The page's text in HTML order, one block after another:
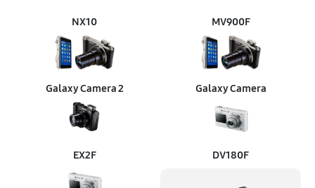
NX10 MV900F
Galaxy Camera 2 Galaxy Camera
EX2F DV180F